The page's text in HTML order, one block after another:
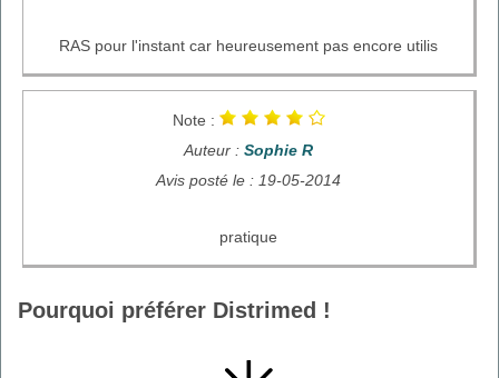
RAS pour l'instant car heureusement pas encore utilis
Note :
Auteur : Sophie R
Avis posté le : 19-05-2014
pratique
Pourquoi préférer Distrimed !